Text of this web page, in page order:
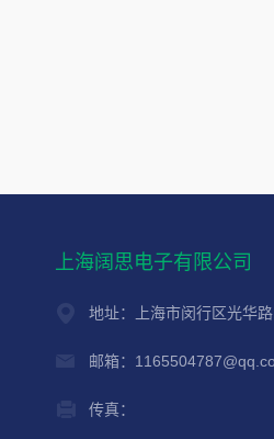
上海阔思电子有限公司
地址：上海市闵行区光华
邮箱：
传真：